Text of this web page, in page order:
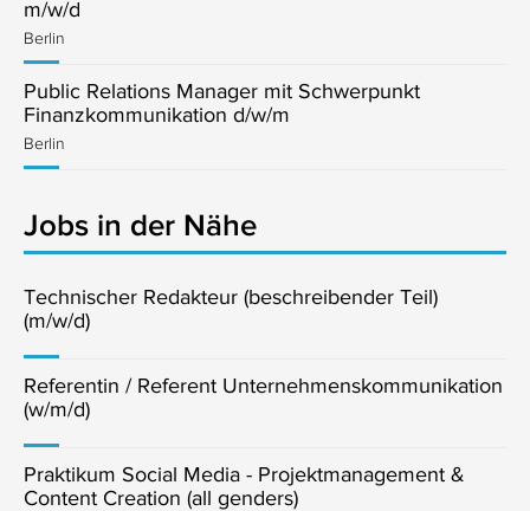
m/w/d
Berlin
Public Relations Manager mit Schwerpunkt
Finanzkommunikation d/w/m
Berlin
Jobs in der Nähe
Technischer Redakteur (beschreibender Teil)
(m/w/d)
Referentin / Referent Unternehmenskommunikation
(w/m/d)
Praktikum Social Media - Projektmanagement &
Content Creation (all genders)